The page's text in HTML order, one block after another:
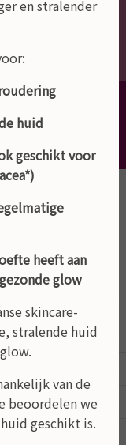
Empel,
09:00
17:00
09:00
17:00
09:00 15:00
en stralender
huid
geschikt voor
heeft aan
glow
skincare-
stralende huid
van de
beoordelen we
geschikt is.